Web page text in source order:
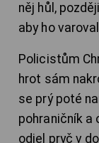
něj hůl,
aby ho
Policistům
hrot sám
se prý poté
pohraničník
odjel pryč v